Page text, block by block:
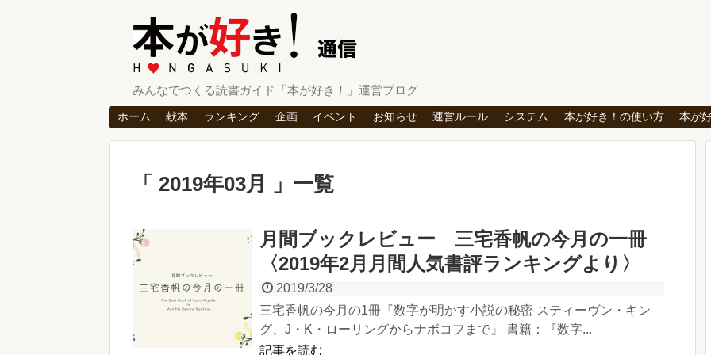
みんなでつくる読書ガイド「本が好き！」運営ブログ
ホーム 献本 ランキング 企画 イベント お知らせ 運営ルール システム 本が好き！の使い方 本が
2019年03月 一覧
月間ブックレビュー 三宅香帆の今月の一冊
〈2019年2月月間人気書評ランキングより〉
2019/3/28
三宅香帆の今月の1冊『数字が明かす小説の秘密 スティーヴン・キン
グ、J・K・ローリングからナボコフまで』 書籍：『数字...
記事を読む